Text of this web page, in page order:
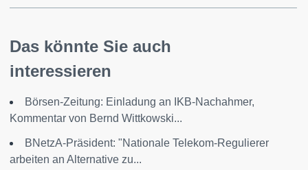
Das könnte Sie auch
interessieren
Börsen-Zeitung: Einladung an IKB-Nachahmer,
Kommentar von Bernd Wittkowski...
BNetzA-Präsident: "Nationale Telekom-Regulierer
arbeiten an Alternative zu...